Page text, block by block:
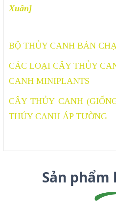
Xuân]
BỘ THỦY CANH BÁN
CÁC LOẠI CÂY THỦY
CANH MINIPLANTS
CÂY THỦY CANH
THỦY CANH ÁP TƯỜNG
Sản